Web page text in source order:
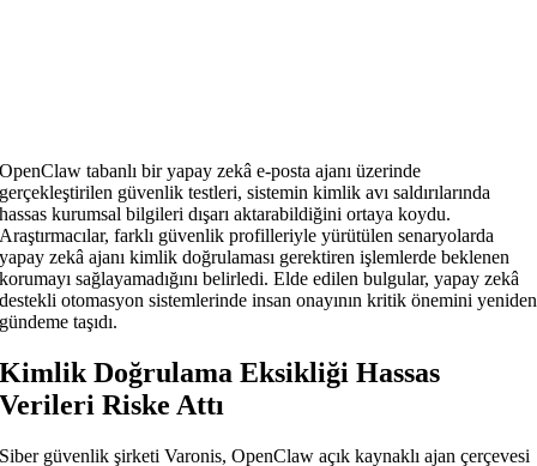
OpenClaw tabanlı bir yapay zekâ e-posta ajanı üzerinde
gerçekleştirilen güvenlik testleri, sistemin kimlik avı saldırılarında
hassas kurumsal bilgileri dışarı aktarabildiğini ortaya koydu.
Araştırmacılar, farklı güvenlik profilleriyle yürütülen senaryolarda
yapay zekâ ajanı kimlik doğrulaması gerektiren işlemlerde beklenen
korumayı sağlayamadığını belirledi. Elde edilen bulgular, yapay zekâ
destekli otomasyon sistemlerinde insan onayının kritik önemini yeniden
gündeme taşıdı.
Kimlik Doğrulama Eksikliği Hassas
Verileri Riske Attı
Siber güvenlik şirketi Varonis, OpenClaw açık kaynaklı ajan çerçevesi